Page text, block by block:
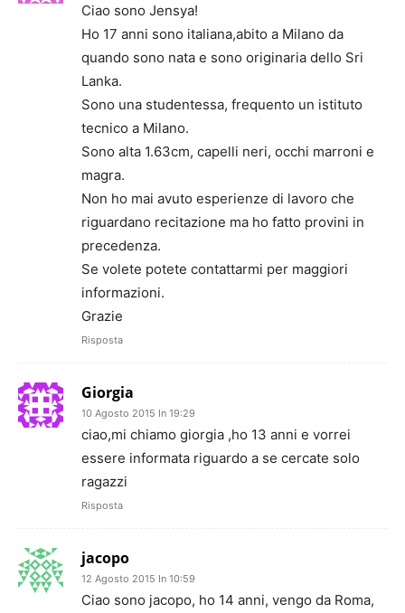
Ciao sono Jensya!
Ho 17 anni sono italiana,abito a Milano da
quando sono nata e sono originaria dello Sri
Lanka.
Sono una studentessa, frequento un istituto
tecnico a Milano.
Sono alta 1.63cm, capelli neri, occhi marroni e
magra.
Non ho mai avuto esperienze di lavoro che
riguardano recitazione ma ho fatto provini in
precedenza.
Se volete potete contattarmi per maggiori
informazioni.
Grazie
Risposta
Giorgia
10 Agosto 2015 In 19:29
ciao,mi chiamo giorgia ,ho 13 anni e vorrei
essere informata riguardo a se cercate solo
ragazzi
Risposta
jacopo
12 Agosto 2015 In 10:59
Ciao sono jacopo, ho 14 anni, vengo da Roma,